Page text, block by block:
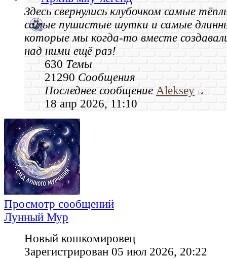
Здесь свернулись клубочком самые
самые пушистые шутки и самые
которые мы когда‑то вместе
над ними ещё раз!
630 Темы
21290 Сообщения
Последнее сообщение Aleksey
18 апр 2026, 11:10
Просмотр сообщений
Лунный Мур
Новый кошкомировец
Зарегистрирован 05 июл 2026, 20:22